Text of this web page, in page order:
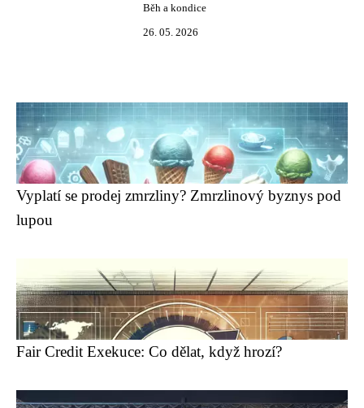
Běh a kondice
26. 05. 2026
Vyplatí se prodej zmrzliny? Zmrzlinový byznys pod
lupou
Fair Credit Exekuce: Co dělat, když hrozí?